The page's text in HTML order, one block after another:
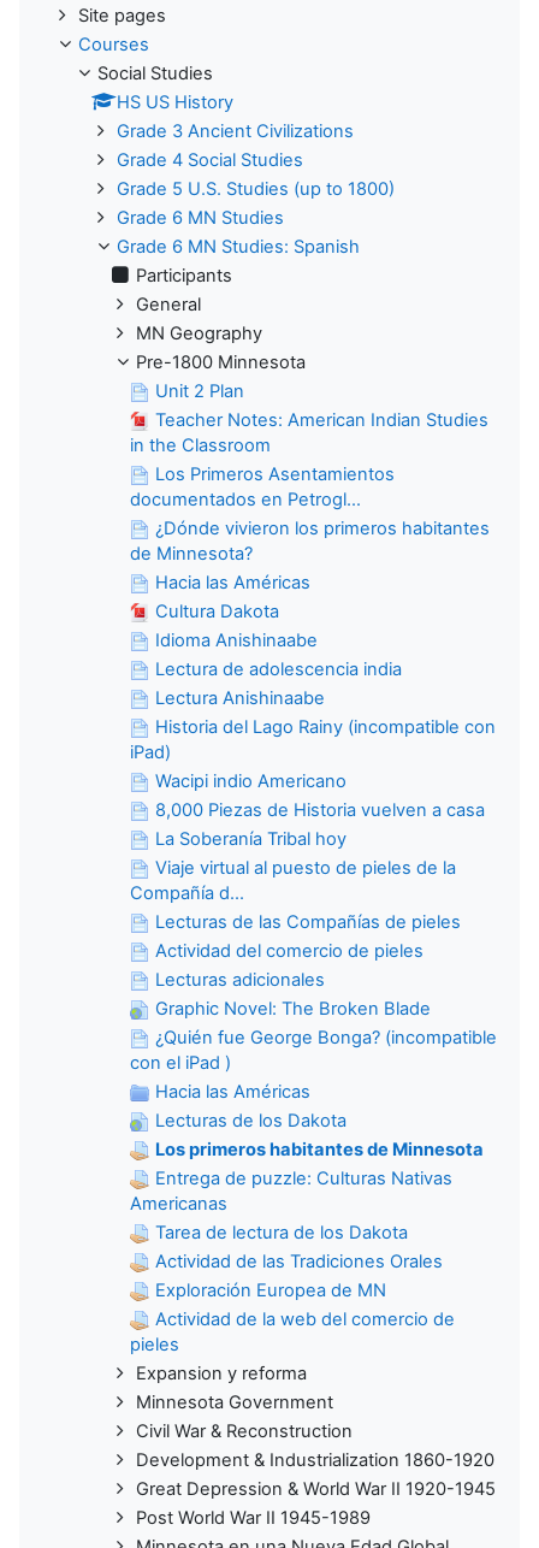
Site pages
Courses
Social Studies
HS US History
Grade 3 Ancient Civilizations
Grade 4 Social Studies
Grade 5 U.S. Studies (up to 1800)
Grade 6 MN Studies
Grade 6 MN Studies: Spanish
Participants
General
MN Geography
Pre-1800 Minnesota
Unit 2 Plan
Teacher Notes: American Indian Studies
in the Classroom
Los Primeros Asentamientos
documentados en Petrogl...
¿Dónde vivieron los primeros habitantes
de Minnesota?
Hacia las Américas
Cultura Dakota
Idioma Anishinaabe
Lectura de adolescencia india
Lectura Anishinaabe
Historia del Lago Rainy (incompatible con
iPad)
Wacipi indio Americano
8,000 Piezas de Historia vuelven a casa
La Soberanía Tribal hoy
Viaje virtual al puesto de pieles de la
Compañía d...
Lecturas de las Compañías de pieles
Actividad del comercio de pieles
Lecturas adicionales
Graphic Novel: The Broken Blade
¿Quién fue George Bonga? (incompatible
con el iPad )
Hacia las Américas
Lecturas de los Dakota
Los primeros habitantes de Minnesota
Entrega de puzzle: Culturas Nativas
Americanas
Tarea de lectura de los Dakota
Actividad de las Tradiciones Orales
Exploración Europea de MN
Actividad de la web del comercio de
pieles
Expansion y reforma
Minnesota Government
Civil War & Reconstruction
Development & Industrialization 1860-1920
Great Depression & World War II 1920-1945
Post World War II 1945-1989